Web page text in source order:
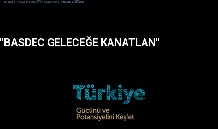
"BASDEC GELECEĞE KANATLAN"